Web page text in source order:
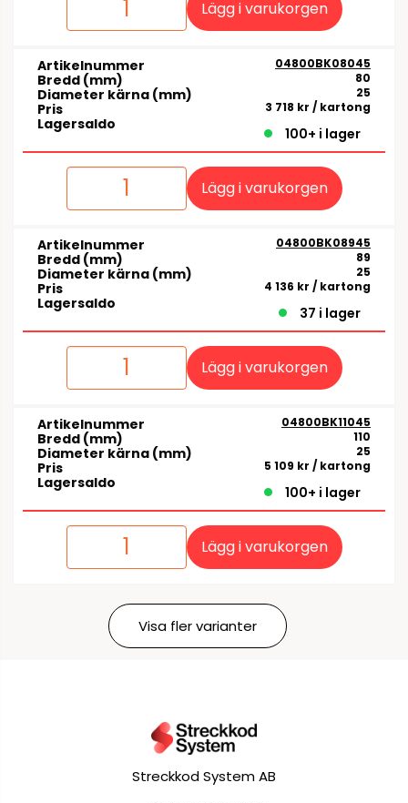
Lägg i varukorgen
Artikelnummer 04800BK08045
Bredd (mm) 80
Diameter kärna (mm) 25
Pris 3 718 kr / kartong
Lagersaldo
100+ i lager
Lägg i varukorgen
Artikelnummer 04800BK08945
Bredd (mm) 89
Diameter kärna (mm) 25
Pris 4 136 kr / kartong
Lagersaldo
37 i lager
Lägg i varukorgen
Artikelnummer 04800BK11045
Bredd (mm) 110
Diameter kärna (mm) 25
Pris 5 109 kr / kartong
Lagersaldo
100+ i lager
Lägg i varukorgen
Visa fler varianter
Streckkod System AB